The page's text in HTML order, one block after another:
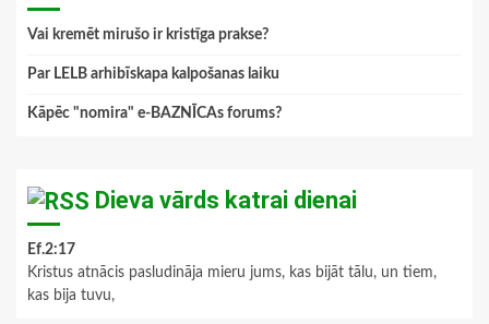
Vai kremēt mirušo ir kristīga prakse?
Par LELB arhibīskapa kalpošanas laiku
Kāpēc "nomira" e-BAZNĪCAs forums?
Dieva vārds katrai dienai
Ef.2:17
Kristus atnācis pasludināja mieru jums, kas bijāt tālu, un tiem,
kas bija tuvu,